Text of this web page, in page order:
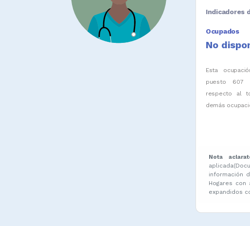
Indicadores
Ocupados
No
Esta
puesto 607
respecto al
demás
Nota
información
Hogares con
expandidos